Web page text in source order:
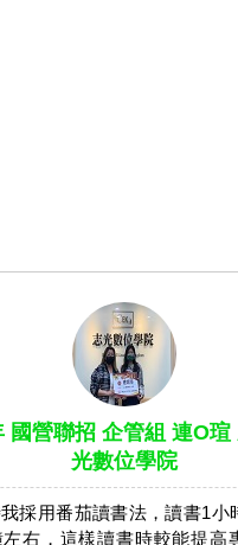
國營聯招 企管組 連O瑄
光數位學院
採用番茄讀書法，讀書1小
左右，這樣讀書時較能提高